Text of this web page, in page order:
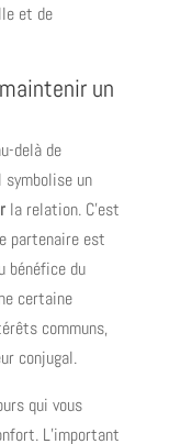
et de
un
delà de
symbolise un
la relation. C’est
partenaire est
bénéfice du
certaine
communs,
conjugal.
qui vous
L’important